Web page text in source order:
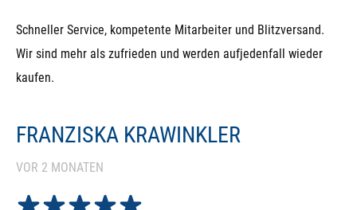
Schneller Service, kompetente Mitarbeiter und Blitzversand.
Wir sind mehr als zufrieden und werden aufjedenfall wieder
kaufen.
FRANZISKA KRAWINKLER
VOR 2 MONATEN